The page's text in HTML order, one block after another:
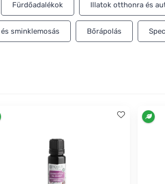
Fürdőadalékok Illatok otthonra és
sminklemosás Bőrápolás